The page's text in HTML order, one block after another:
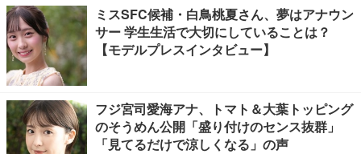
ミスSFC候補・白鳥桃夏さん、夢はアナウン
サー 学生生活で大切にしていることは？
【モデルプレスインタビュー】
フジ宮司愛海アナ、トマト＆大葉トッピング
のそうめん公開「盛り付けのセンス抜群」
「見てるだけで涼しくなる」の声